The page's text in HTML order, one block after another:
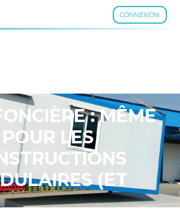
CONNEXION
: MÊME
POUR LES
(ET
?